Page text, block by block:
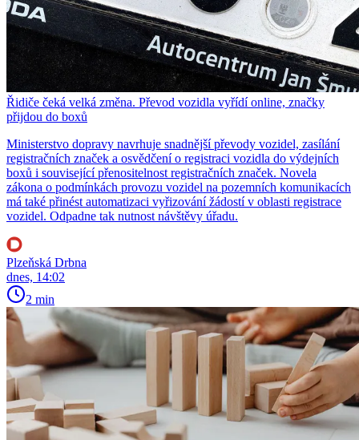
Řidiče čeká velká změna. Převod vozidla vyřídí online, značky
přijdou do boxů
Ministerstvo dopravy navrhuje snadnější převody vozidel, zasílání
registračních značek a osvědčení o registraci vozidla do výdejních
boxů i související přenositelnost registračních značek. Novela
zákona o podmínkách provozu vozidel na pozemních komunikacích
má také přinést automatizaci vyřizování žádostí v oblasti registrace
vozidel. Odpadne tak nutnost návštěvy úřadu.
Plzeňská Drbna
dnes, 14:02
2 min